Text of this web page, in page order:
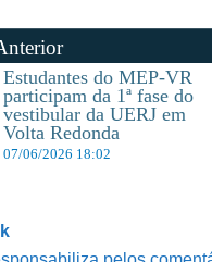
Estudantes do MEP-VR
participam da 1ª fase do
vestibular da UERJ em
Volta Redonda
07/06/2026 18:02